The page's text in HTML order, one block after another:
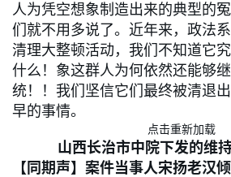
人为凭空想象制造出来的典型的
们就不用多说了。近年来，政法
清理大整顿活动，我们不知道它
什么！象这群人为何依然还能够
统！！我们坚信它们最终被清退
早的事情。
点击重新加载
山西长治市中院下发的维
【同期声】案件当事人宋扬老汉